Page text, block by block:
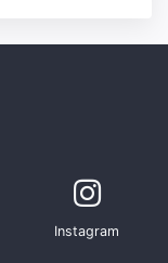
Instagram